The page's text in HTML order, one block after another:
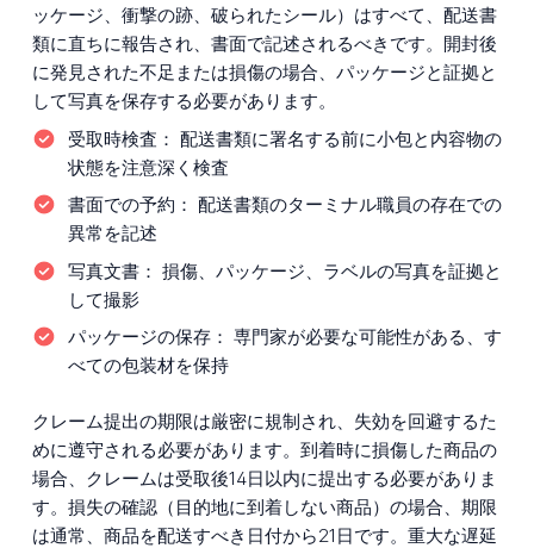
ッケージ、衝撃の跡、破られたシール）はすべて、配送書
類に直ちに報告され、書面で記述されるべきです。開封後
に発見された不足または損傷の場合、パッケージと証拠と
して写真を保存する必要があります。
受取時検査： 配送書類に署名する前に小包と内容物の
状態を注意深く検査
書面での予約： 配送書類のターミナル職員の存在での
異常を記述
写真文書： 損傷、パッケージ、ラベルの写真を証拠と
して撮影
パッケージの保存： 専門家が必要な可能性がある、す
べての包装材を保持
クレーム提出の期限は厳密に規制され、失効を回避するた
めに遵守される必要があります。到着時に損傷した商品の
場合、クレームは受取後14日以内に提出する必要がありま
す。損失の確認（目的地に到着しない商品）の場合、期限
は通常、商品を配送すべき日付から21日です。重大な遅延